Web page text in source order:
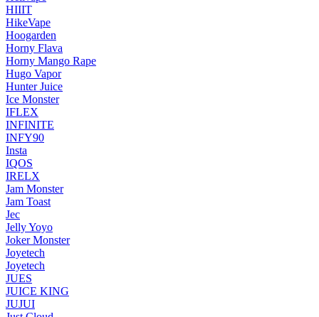
HIIIT
HikeVape
Hoogarden
Horny Flava
Horny Mango Rape
Hugo Vapor
Hunter Juice
Ice Monster
IFLEX
INFINITE
INFY90
Insta
IQOS
IRELX
Jam Monster
Jam Toast
Jec
Jelly Yoyo
Joker Monster
Joyetech
Joyetech
JUES
JUICE KING
JUJUI